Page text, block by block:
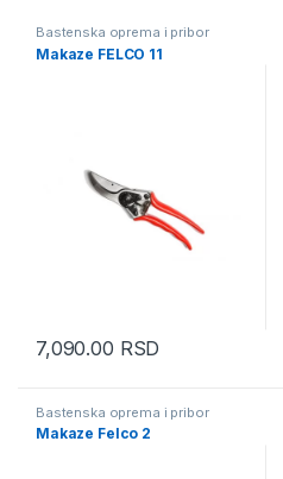
Bastenska oprema i pribor
Makaze FELCO 11
7,090.00 RSD
Bastenska oprema i pribor
Makaze Felco 2